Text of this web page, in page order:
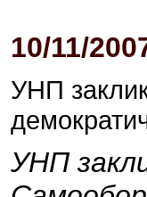
10/11/
УНП
УНП